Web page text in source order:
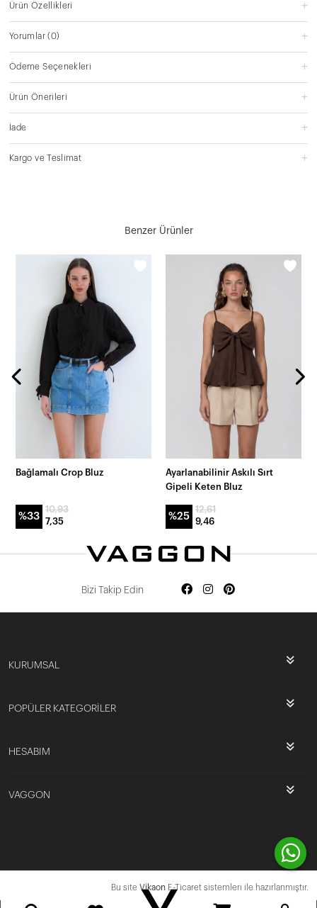
Ürün Özellikleri
Yorumlar(0)
Ödeme Seçenekleri
Ürün Önerileri
İade
Kargo ve Teslimat
Benzer Ürünler
Bağlamalı Crop Bluz
%33
10,93
7,35
Ayarlanabilinir Askılı Sırt
Gipeli Keten Bluz
%25
12,61
9,46
Bizi Takip Edin
KURUMSAL
POPÜLER KATEGORİLER
HESABIM
VAGGON
Bu site Vikaon E-Ticaret sistemleri ile hazırlanmıştır.